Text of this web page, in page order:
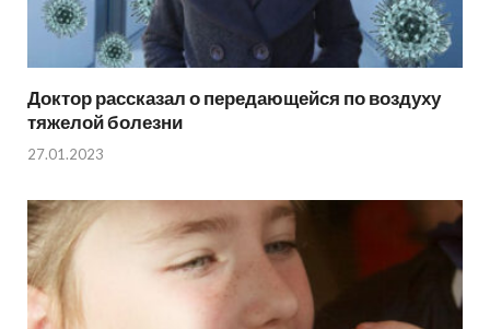
Доктор рассказал о передающейся по воздуху
тяжелой болезни
27.01.2023